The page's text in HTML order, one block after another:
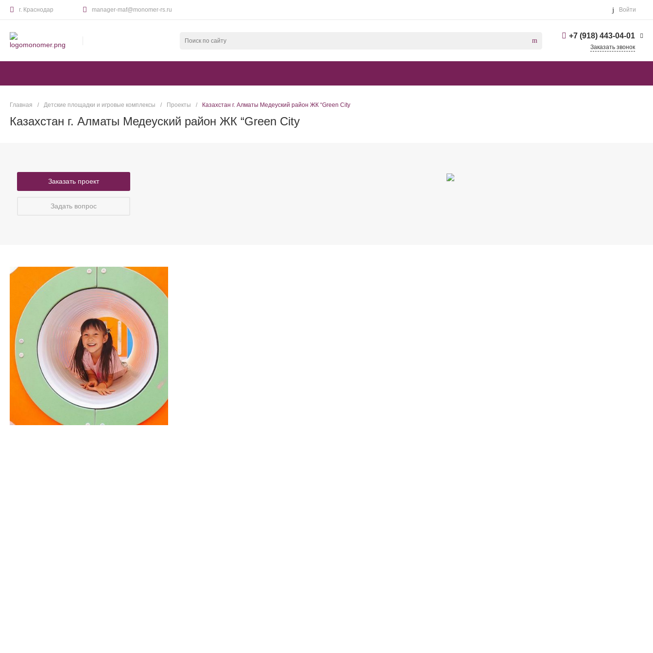
г. Краснодар manager-maf@monomer-rs.ru Войти
+7 (918) 443-04-01
Заказать звонок
Главная / Детские площадки и игровые комплексы / Проекты / Казахстан г. Алматы Медеуский район ЖК “Green City
Казахстан г. Алматы Медеуский район ЖК “Green City
Заказать проект
Задать вопрос